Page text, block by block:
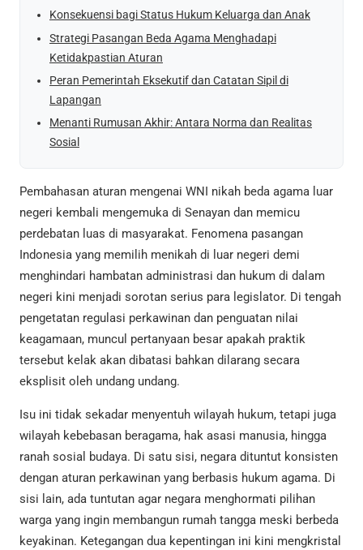
Konsekuensi bagi Status Hukum Keluarga dan Anak
Strategi Pasangan Beda Agama Menghadapi
Ketidakpastian Aturan
Peran Pemerintah Eksekutif dan Catatan Sipil di
Lapangan
Menanti Rumusan Akhir: Antara Norma dan Realitas
Sosial
Pembahasan aturan mengenai WNI nikah beda agama luar
negeri kembali mengemuka di Senayan dan memicu
perdebatan luas di masyarakat. Fenomena pasangan
Indonesia yang memilih menikah di luar negeri demi
menghindari hambatan administrasi dan hukum di dalam
negeri kini menjadi sorotan serius para legislator. Di tengah
pengetatan regulasi perkawinan dan penguatan nilai
keagamaan, muncul pertanyaan besar apakah praktik
tersebut kelak akan dibatasi bahkan dilarang secara
eksplisit oleh undang undang.
Isu ini tidak sekadar menyentuh wilayah hukum, tetapi juga
wilayah kebebasan beragama, hak asasi manusia, hingga
ranah sosial budaya. Di satu sisi, negara dituntut konsisten
dengan aturan perkawinan yang berbasis hukum agama. Di
sisi lain, ada tuntutan agar negara menghormati pilihan
warga yang ingin membangun rumah tangga meski berbeda
keyakinan. Ketegangan dua kepentingan ini kini mengkristal